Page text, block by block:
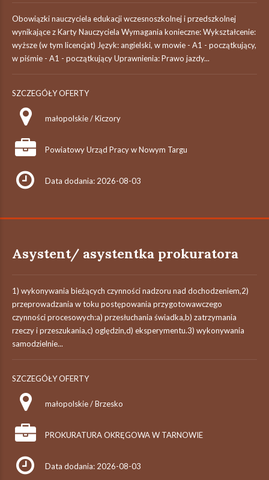
Obowiązki nauczyciela edukacji wczesnoszkolnej i przedszkolnej
wynikające z Karty Nauczyciela Wymagania konieczne: Wykształcenie:
wyższe (w tym licencjat) Język: angielski, w mowie - A1 - początkujący,
w piśmie - A1 - początkujący Uprawnienia: Prawo jazdy...
SZCZEGÓŁY OFERTY
małopolskie / Kiczory
Powiatowy Urząd Pracy w Nowym Targu
Data dodania: 2026-08-03
Asystent/ asystentka prokuratora
1) wykonywania bieżących czynności nadzoru nad dochodzeniem,2)
przeprowadzania w toku postępowania przygotowawczego
czynności procesowych:a) przesłuchania świadka,b) zatrzymania
rzeczy i przeszukania,c) oględzin,d) eksperymentu.3) wykonywania
samodzielnie...
SZCZEGÓŁY OFERTY
małopolskie / Brzesko
PROKURATURA OKRĘGOWA W TARNOWIE
Data dodania: 2026-08-03